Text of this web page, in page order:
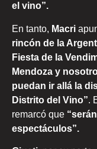
el vino”.
En tanto, Macri
rincón de la
Fiesta de la
Mendoza y
puedan ir allá la
Distrito del Vino”.
remarcó que
espectáculos”.